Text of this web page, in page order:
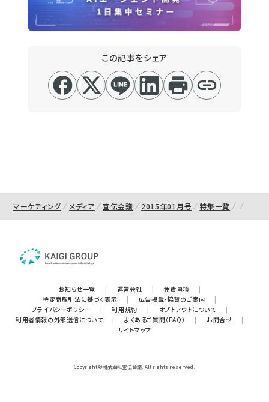
この記事をシェア
マーケティング メディア 宣伝会議 2015年01月号 特集一覧
お知らせ一覧 | 運営会社 | 免責事項
|
特定商取引法に基づく表示
| 広告掲載・協賛のご案内
|
プライバシーポリシー
| 利用規約 | オプトアウトについて
|
利用者情報の外部送信について
| よくあるご質問（FAQ） | お問合せ
|
サイトマップ
Copyright © 株式会社宣伝会議. All rights reserved.